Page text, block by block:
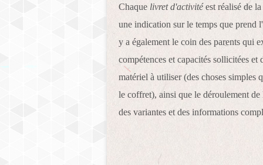
Chaque livret d'activitéest réalisé de
une indication sur le temps que
y a également le coin des parents qui
compétences et capacités sollicitées
matériel à utiliser (des choses simples
le coffret), ainsi que le déroulement
des variantes et des informations